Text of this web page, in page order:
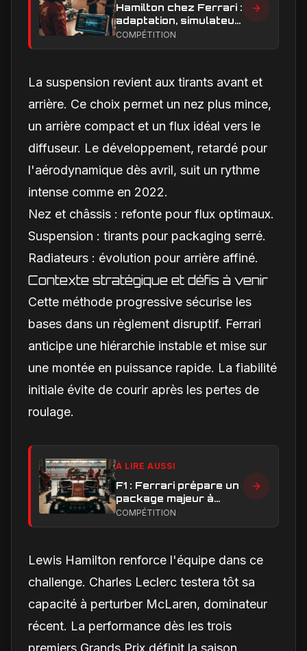
Hamilton chez Ferrari :
adaptation, simulateur
et critiques, ce qui
COMPÉTITION
La suspension revient aux tirants avant et
arrière. Ce choix permet un nez plus mince,
un arrière compact et un flux idéal vers le
diffuseur. Le développement, retardé pour
l'aérodynamique dès avril, suit un rythme
intense comme en 2022.
Nez et châssis : refonte pour flux optimaux.
Suspension : tirants pour packaging serré.
Radiateurs : évolution pour arrière affiné.
Contexte stratégique et défis à venir
Cette méthode progressive sécurise les
bases dans un règlement disruptif. Ferrari
anticipe une hiérarchie instable et mise sur
une montée en puissance rapide. La fiabilité
initiale évite de courir après les pertes de
roulage.
À LIRE AUSSI
F1 : Ferrari prépare un
package majeur à
Barcelone, un test
COMPÉTITION
Lewis Hamilton renforce l'équipe dans ce
challenge. Charles Leclerc testera tôt sa
capacité à perturber McLaren, dominateur
récent. La performance dès les trois
premiers Grands Prix définit la saison.